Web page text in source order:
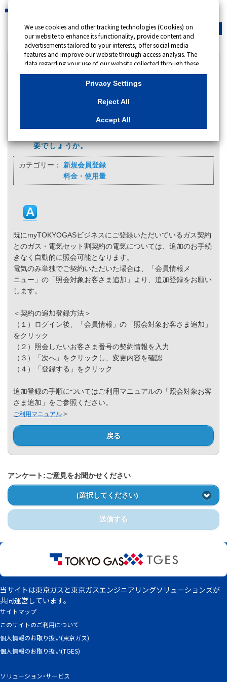
緊急時 会員サイト
カテゴリー表示
No : 10212 更新日時 : 2025/06/16 09:00
現在、東京ガスのガスを利用しており、
たに電気も契約したのですが、myTOKYOGASビ
要でしょうか。
カテゴリー：
新規会員登録
料金・使用量
既にmyTOKYOGASビジネスにご登録いただいているガス契約
とのガス・電気セット割契約の電気については、追加のお手続
きなく自動的に照会可能となります。
電気のみ単独でご契約いただいた場合は、「会員情報メ
ニュー」の「照会対象お客さま追加」より、追加登録をお願い
します。
＜契約の追加登録方法＞
（１）ログイン後、「会員情報」の「照会対象お客さま追加」
をクリック
（２）照会したいお客さま番号の契約情報を入力
（３）「次へ」をクリックし、変更内容を確認
（４）「登録する」をクリック
追加登録の手順についてはご利用マニュアルの「照会対象お客
さま追加」をご参照ください。
ご利用マニュアル ＞
戻る
アンケート:ご意見をお聞かせください
(選択してください)
送信する
サイトマップ
このサイトのご利用について
個人情報のお取り扱い(東京ガス)
個人情報のお取り扱い(TGES)
ソリューション・サービス
当サイトは東京ガスと東京ガスエンジニアリングソリューションズが
共同運営しています。
We use cookies and other tracking technologies (Cookies) on
our website to enhance its functionality, provide content and
advertisements tailored to your interests, offer social media
features and improve our website through access analysis. The
data regarding your use of our website collected through these
Cookies may be shared with our partners that provide
advertising, social media and/or analytics services. These
that you have provided to them or that they have collected
optimise advertisements delivered to you by businesses other
than us on the internet. If you wish to reject the use of all
"Reject All". If you agree to the use of all Cookies, please click
"Accept All". To select your preferences for each purpose, please
click"Privacy Settings"button. You can change your consent or
rejection settings at any time by clicking the
button on this banner or through your browser's "Settings".
Cookies Details
Privacy Settings
Reject All
Accept All